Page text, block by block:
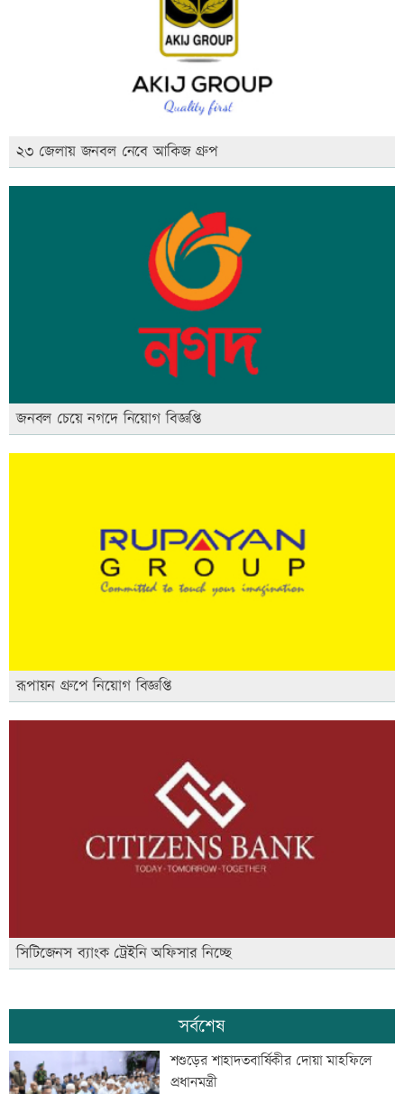
২৩ জেলায় জনবল নেবে আকিজ গ্রুপ
জনবল চেয়ে নগদে নিয়োগ বিজ্ঞপ্তি
রূপায়ন গ্রুপে নিয়োগ বিজ্ঞপ্তি
সিটিজেনস ব্যাংক ট্রেইনি অফিসার নিচ্ছে
সর্বশেষ
শশুড়ের শাহাদতবার্ষিকীর দোয়া মাহফিলে
প্রধানমন্ত্রী